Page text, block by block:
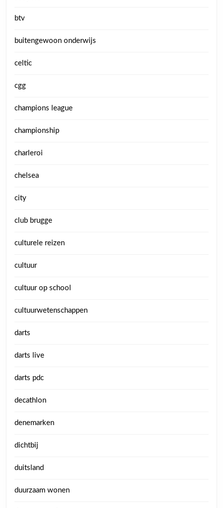
btv
buitengewoon onderwijs
celtic
cgg
champions league
championship
charleroi
chelsea
city
club brugge
culturele reizen
cultuur
cultuur op school
cultuurwetenschappen
darts
darts live
darts pdc
decathlon
denemarken
dichtbij
duitsland
duurzaam wonen